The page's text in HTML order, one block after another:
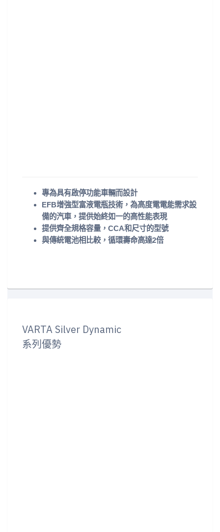
專為具有啟停功能車輛而設計
EFB增強型富液電瓶技術，為高度電電能需求設
備的汽車，提供始終如一的高性能表現
提供齊全規格容量，CCA和尺寸的型號
與傳統電池相比較，循環壽命高達2倍
VARTA Silver Dynamic
系列優勢